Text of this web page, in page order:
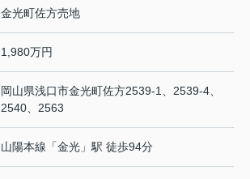
金光町佐方売地
1,980万円
岡山県浅口市金光町佐方2539-1、2539-4、
2540、2563
山陽本線 「金光 」駅 徒歩94分